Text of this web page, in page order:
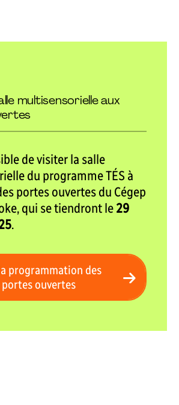
multisensorielle aux
de visiter la salle
du programme TÉS à
portes ouvertes du Cégep
qui se tiendront le29
.
programmation des
portes ouvertes